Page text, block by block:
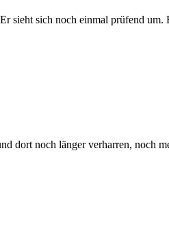
sieht sich noch einmal prüfend um.
dort noch länger verharren, noch